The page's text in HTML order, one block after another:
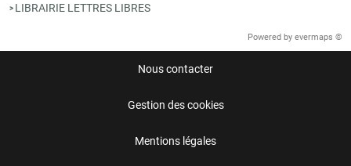
> LIBRAIRIE LETTRES LIBRES
Powered by evermaps ©
Nous contacter
Gestion des cookies
Mentions légales